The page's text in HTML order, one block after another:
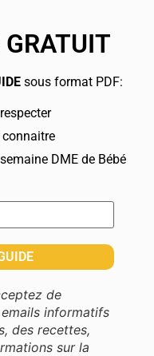
GRATUIT
sous format PDF:
DME de Bébé
de
informatifs
des recettes,
sur la